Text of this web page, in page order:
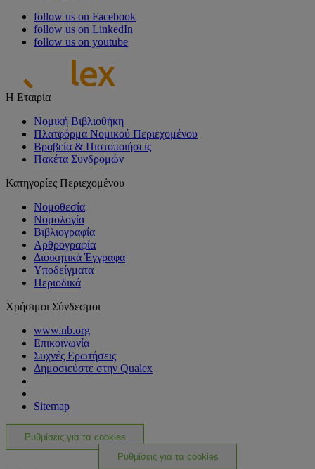
follow us on Facebook
follow us on LinkedIn
follow us on youtube
Η Εταιρία
Νομική Βιβλιοθήκη
Πλατφόρμα Νομικού Περιεχομένου
Βραβεία & Πιστοποιήσεις
Πακέτα Συνδρομών
Κατηγορίες Περιεχομένου
Νομοθεσία
Νομολογία
Βιβλιογραφία
Αρθρογραφία
Διοικητικά Έγγραφα
Υποδείγματα
Περιοδικά
Χρήσιμοι Σύνδεσμοι
www.nb.org
Επικοινωνία
Συχνές Ερωτήσεις
Δημοσιεύστε στην Qualex
Sitemap
Ρυθμίσεις για τα cookies
Ρυθμίσεις για τα cookies